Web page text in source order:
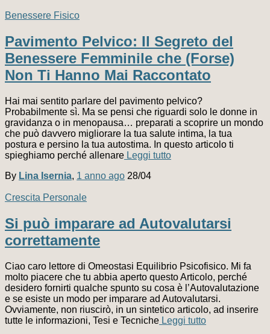
Benessere Fisico
Pavimento Pelvico: Il Segreto del
Benessere Femminile che (Forse)
Non Ti Hanno Mai Raccontato
Hai mai sentito parlare del pavimento pelvico?
Probabilmente sì. Ma se pensi che riguardi solo le donne in
gravidanza o in menopausa… preparati a scoprire un mondo
che può davvero migliorare la tua salute intima, la tua
postura e persino la tua autostima. In questo articolo ti
spieghiamo perché allenare Leggi tutto
By Lina Isernia, 1 anno ago 28/04
Crescita Personale
Si può imparare ad Autovalutarsi
correttamente
Ciao caro lettore di Omeostasi Equilibrio Psicofisico. Mi fa
molto piacere che tu abbia aperto questo Articolo, perché
desidero fornirti qualche spunto su cosa è l’Autovalutazione
e se esiste un modo per imparare ad Autovalutarsi.
Ovviamente, non riuscirò, in un sintetico articolo, ad inserire
tutte le informazioni, Tesi e Tecniche Leggi tutto